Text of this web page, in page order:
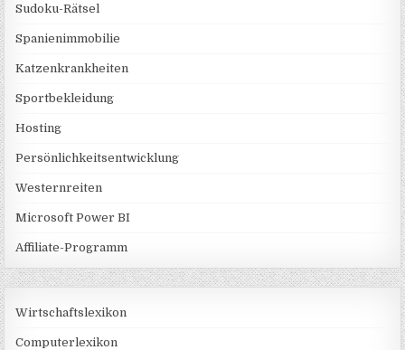
Sudoku-Rätsel
Spanienimmobilie
Katzenkrankheiten
Sportbekleidung
Hosting
Persönlichkeitsentwicklung
Westernreiten
Microsoft Power BI
Affiliate-Programm
Wirtschaftslexikon
Computerlexikon